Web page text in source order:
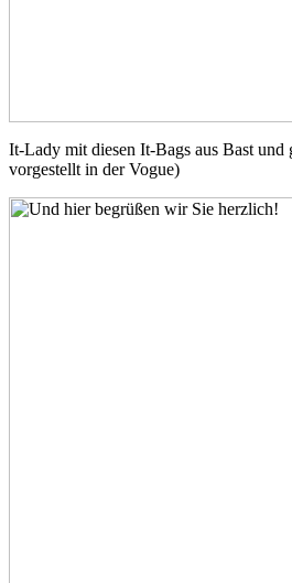
It-Lady mit diesen It-Bags aus Bast
vorgestellt in der Vogue)